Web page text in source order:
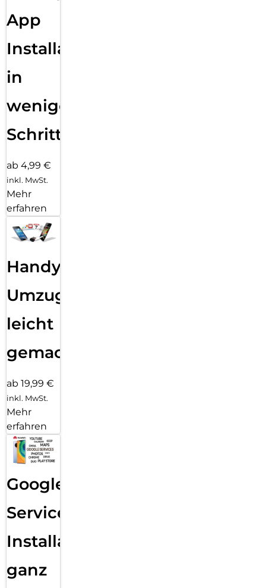
App
Installation
in
wenigen
Schritten
ab 4,99 €
inkl. MwSt.
Mehr
erfahren
Handy
Umzug
leicht
gemacht!
ab 19,99 €
inkl. MwSt.
Mehr
erfahren
Google
Services
Installation
ganz